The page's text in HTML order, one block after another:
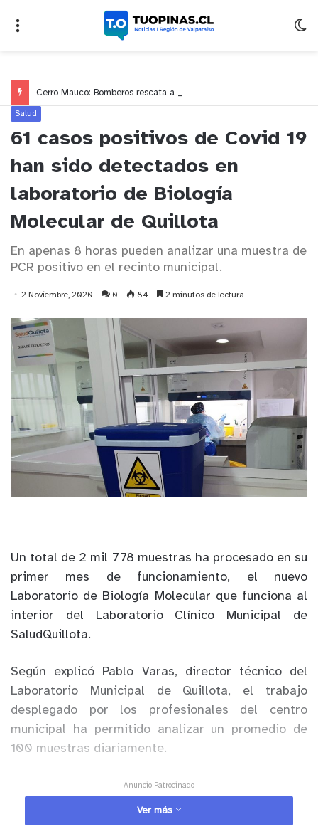
Salud
61 casos positivos de Covid 19
han sido detectados en
laboratorio de Biología
Molecular de Quillota
En apenas 8 horas pueden analizar una muestra de
PCR positivo en el recinto municipal.
2 Noviembre, 2020 0 84 2 minutos de lectura
Un total de 2 mil 778 muestras ha procesado en su
primer mes de funcionamiento, el nuevo
Laboratorio de Biología Molecular que funciona al
interior del Laboratorio Clínico Municipal de
SaludQuillota.
Según explicó Pablo Varas, director técnico del
Laboratorio Municipal de Quillota, el trabajo
desplegado por los profesionales del centro
municipal ha permitido analizar un promedio de
100 muestras diariamente.
Anuncio Patrocinado
“Comenzamos el 24 de septiembre a procesar los
Ver más